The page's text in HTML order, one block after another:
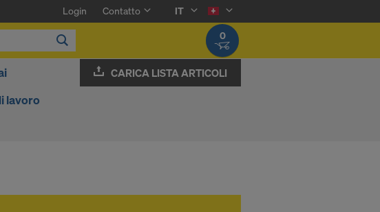
Login Contatto
IT
0
lavoro
CARICA LISTA ARTICOLI